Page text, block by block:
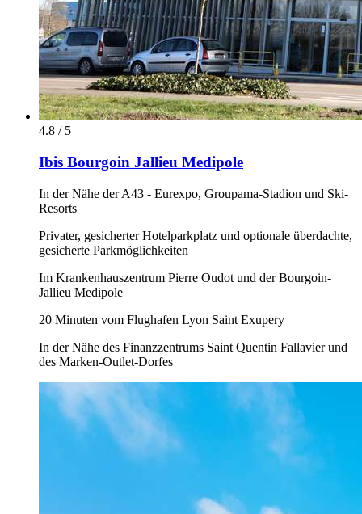
4.8 / 5
Ibis Bourgoin Jallieu Medipole
In der Nähe der A43 - Eurexpo, Groupama-Stadion und Ski-
Resorts
Privater, gesicherter Hotelparkplatz und optionale überdachte,
gesicherte Parkmöglichkeiten
Im Krankenhauszentrum Pierre Oudot und der Bourgoin-
Jallieu Medipole
20 Minuten vom Flughafen Lyon Saint Exupery
In der Nähe des Finanzzentrums Saint Quentin Fallavier und
des Marken-Outlet-Dorfes